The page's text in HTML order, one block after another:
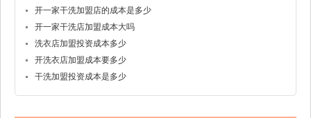
开一家干洗加盟店的成本是多少
开一家干洗店加盟成本大吗
洗衣店加盟投资成本多少
开洗衣店加盟成本要多少
干洗加盟投资成本是多少